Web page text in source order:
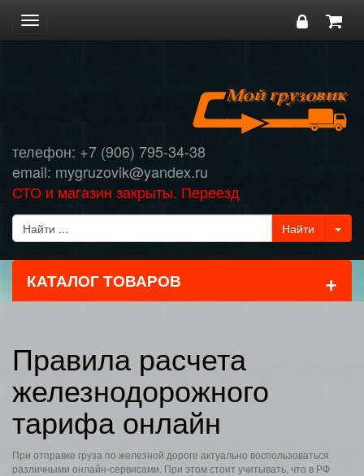
Toggle
navigation
телефон: +7 (906) 795-34-38
email: mygruzovik@yandex.ru
СТО и магазин закрыты. Переезд
КАТАЛОГ ТОВАРОВ +
Правила расчета
железнодорожного
тарифа онлайн
При отправке груза по железной дороге актуально воспользоваться
различными онлайн-сервисами. При этом стоит учитывать, что в РФ